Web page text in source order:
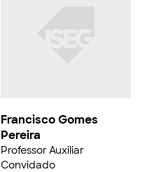
Francisco Gomes
Pereira
Professor Auxiliar
Convidado